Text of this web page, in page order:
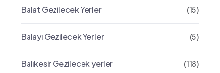
Balat Gezilecek Yerler (15)
Balayı Gezilecek Yerler (5)
Balıkesir Gezilecek yerler (118)